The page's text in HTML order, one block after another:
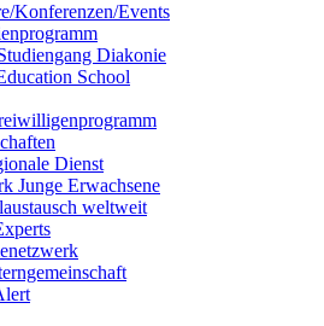
Konferenzen/Events
Diakonie
School
Dienst
Junge Erwachsene
weltweit